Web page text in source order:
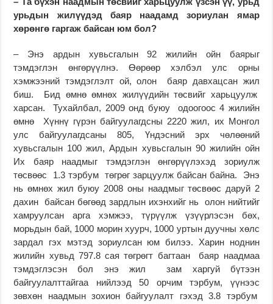
урьдын жилүүдэд баяр наадамд зориулан ямар
хөрөнгө гаргаж байсан юм бол?
– Энэ ардын хувьсгалын 92 жилийн ойн баярыг
тэмдэглэн өнгөрүүлнэ. Өөрөөр хэлбэл улс орны
хэмжээний тэмдэглэлт ой, олон баяр давхацсан жил
биш. Бид өмнө өмнөх жилүүдийн төсвийг харьцуулж
харсан. Тухайлбал, 2009 онд буюу одоогоос 4 жилийн
өмнө Хүннү гүрэн байгуулагдсны 2220 жил, их Монгол
улс байгуулагдсаны 805, Үндэсний эрх чөлөөний
хувьсгалын 100 жил, Ардын хувьсгалын 90 жилийн ойн
Их баяр наадмыг тэмдэглэн өнгөрүүлэхэд зориулж
төсвөөс 1.3 тэрбум төгрөг зарцуулж байсан байна. Энэ
нь өмнөх жил буюу 2008 оны наадмыг төсвөөс даруй 2
дахин байсан бөгөөд зардлын ихэнхийг нь олон нийтийг
хамруулсан арга хэмжээ, түрүүлж үзүүрлэсэн бөх,
морьдын бай, 1000 морин хуурч, 1000 уртын дуучны хөлс
зардал гэх мэтэд зориулсан юм билээ. Харин ноднин
жилийн хувьд 797.8 сая төгрөгт багтаан баяр наадмаа
тэмдэглэсэн бол энэ жил зам харгуй бүтээн
байгуулалттайгаа нийлээд 50 орчим тэрбум, үүнээс
зөвхөн наадмын зохион байгуулалт гэхэд 3.8 тэрбум